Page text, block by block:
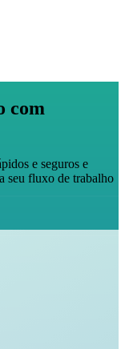
com
e seguros e
seu fluxo de trabalho